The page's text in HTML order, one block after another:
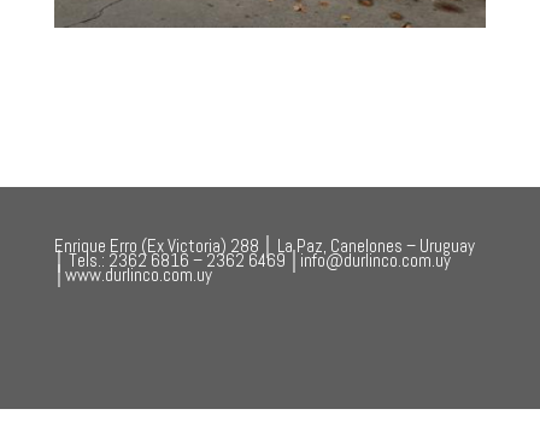
Enrique Erro (Ex Victoria) 288 │ La Paz, Canelones – Uruguay
│ Tels.: 2362 6816 – 2362 6469 │info@durlinco.com.uy
│www.durlinco.com.uy